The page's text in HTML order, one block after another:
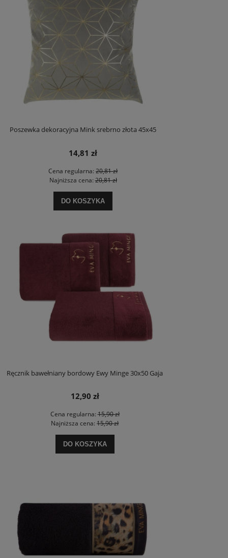
Poszewka dekoracyjna Mink srebrno złota 45x45
14,81 zł
Cena regularna: 20,81 zł
Najniższa cena:20,81 zł
DO KOSZYKA
Ręcznik bawełniany bordowy Ewy Minge 30x50 Gaja
12,90 zł
Cena regularna:15,90 zł
Najniższa cena: 15,90 zł
DO KOSZYKA